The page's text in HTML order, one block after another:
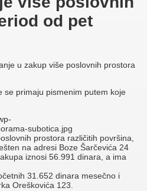
od pet
u zakup više poslovnih prostora
se primaju pismenim putem koje
prostora različitih površina,
na adresi Boze Šarčevića 24
iznosi 56.991 dinara, a ima
31.652 dinara mesečno i
Oreškovića 123.